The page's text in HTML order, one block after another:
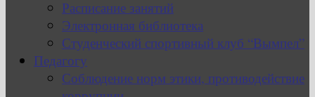
Расписание занятий
Электронная библиотека
Студенческий спортивный клуб “Вымпел”
Педагогу
Соблюдение норм этики, противодействие